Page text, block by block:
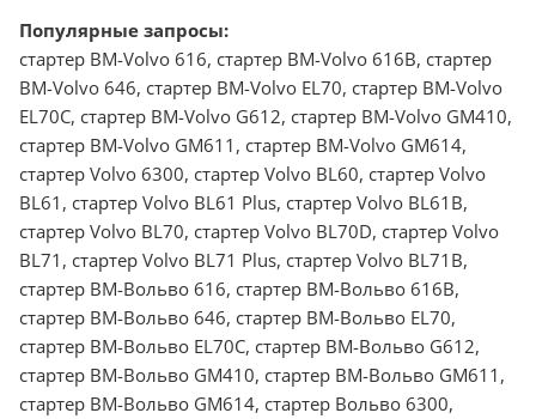
Популярные запросы:
стартер BM-Volvo 616, стартер BM-Volvo 616B, стартер
BM-Volvo 646, стартер BM-Volvo EL70, стартер BM-Volvo
EL70C, стартер BM-Volvo G612, стартер BM-Volvo GM410,
стартер BM-Volvo GM611, стартер BM-Volvo GM614,
стартер Volvo 6300, стартер Volvo BL60, стартер Volvo
BL61, стартер Volvo BL61 Plus, стартер Volvo BL61B,
стартер Volvo BL70, стартер Volvo BL70D, стартер Volvo
BL71, стартер Volvo BL71 Plus, стартер Volvo BL71B,
стартер BM-Вольво 616, стартер BM-Вольво 616B,
стартер BM-Вольво 646, стартер BM-Вольво EL70,
стартер BM-Вольво EL70C, стартер BM-Вольво G612,
стартер BM-Вольво GM410, стартер BM-Вольво GM611,
стартер BM-Вольво GM614, стартер Вольво 6300,